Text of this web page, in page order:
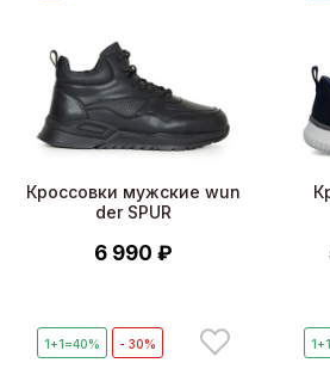
Кроссовки мужские wun
der SPUR
6 990 ₽
1+1=40% - 30%